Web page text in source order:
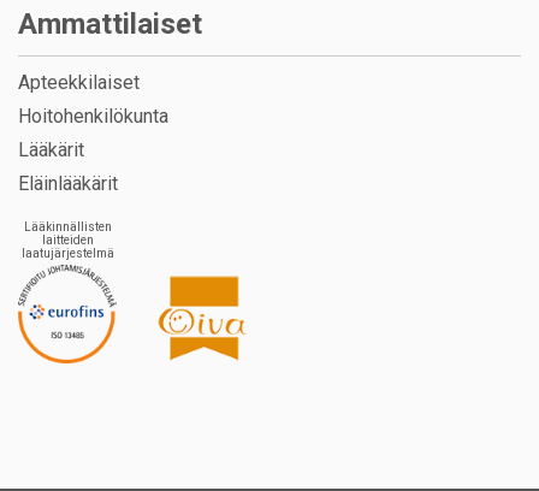
Ammattilaiset
Apteekkilaiset
Hoitohenkilökunta
Lääkärit
Eläinlääkärit
Lääkinnällisten
laitteiden
laatujärjestelmä